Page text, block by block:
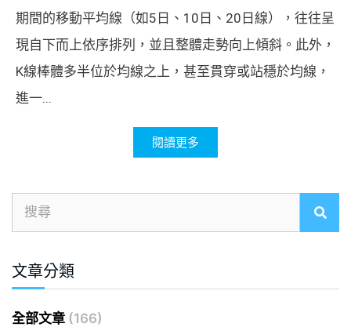
期間的移動平均線（如5日、10日、20日線），往往呈
現自下而上依序排列，並且整體走勢向上傾斜。此外，
K線棒體多半位於均線之上，甚至貫穿或站穩於均線，
進一...
閱讀更多
文章分類
全部文章 (166)